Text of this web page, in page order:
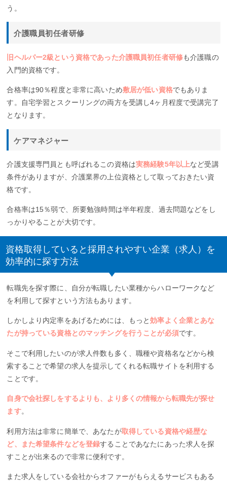
う。
介護職員初任者研修
旧ヘルパー2級という資格であった介護職員初任者研修も介護職の
入門的資格です。
合格率は90％程度と非常に高いため敷居が低い資格でもありま
す。自宅学習とスクーリングの両方を受講し4ヶ月程度で受講完了
となります。
ケアマネジャー
介護支援専門員とも呼ばれるこの資格は実務経験5年以上など受講
条件がありますが、介護業界の上位資格として取っておきたい資
格です。
合格率は15％弱で、所要勉強時間は半年程度、過去問題などをし
っかりやることが大切です。
資格取得していると採用されやすい企業（求人）を
効率的に探す方法
転職先を探す際に、自分が転職したい業種からハローワークなど
を利用して探すという方法もあります。
しかしより内定率をあげるためには、もっと効率よく企業とあな
たが持っている資格とのマッチングを行うことが必須です。
そこで利用したいのが求人件数も多く、職種や資格名などから検
索することで希望の求人を提示してくれる転職サイトを利用する
ことです。
自身で会社探しをするよりも、より多くの情報から転職先が探せ
ます。
利用方法は非常に簡単で、あなたが取得している資格や経歴な
ど、また希望条件などを登録することであなたにあった求人を探
すことが出来るので非常に便利です。
また求人をしている会社からオファーがもらえるサービスもある